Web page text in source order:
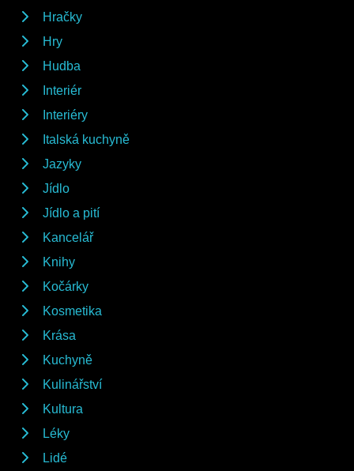
Hračky
Hry
Hudba
Interiér
Interiéry
Italská kuchyně
Jazyky
Jídlo
Jídlo a pití
Kancelář
Knihy
Kočárky
Kosmetika
Krása
Kuchyně
Kulinářství
Kultura
Léky
Lidé